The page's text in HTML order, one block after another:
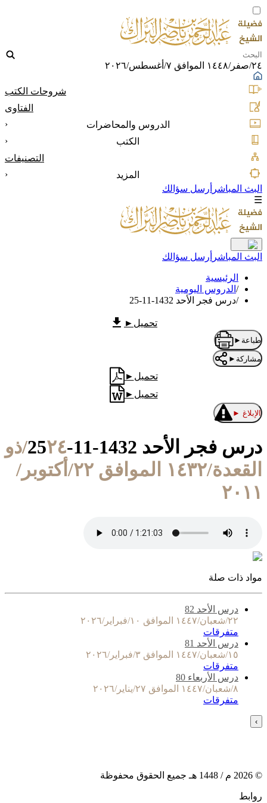
٢٤/صفر/١٤٤٨ الموافق ٧/أغسطس/٢٠٢٦
شروحات الكتب
الفتاوى
الدروس والمحاضرات
‹
الكتب
‹
التصنيفات
المزيد
‹
البث المباشر أرسل سؤالك
☰
البث المباشر أرسل سؤالك
الرئيسية
/ الدروس اليومية
/درس فجر الأحد 1432-11-25
تحميل ►
طباعة ►
مشاركة ►
تحميل ►
تحميل ►
الإبلاغ ►
درس فجر الأحد 1432-11-25
٢٤/ذو
القعدة/١٤٣٢ الموافق ٢٢/أكتوبر/
٢٠١١
مواد ذات صلة
درس الأحد 82
٢٢/شعبان/١٤٤٧ الموافق ١٠/فبراير/٢٠٢٦
متفرقات
درس الأحد 81
١٥/شعبان/١٤٤٧ الموافق ٣/فبراير/٢٠٢٦
متفرقات
درس الأربعاء 80
٨/شعبان/١٤٤٧ الموافق ٢٧/يناير/٢٠٢٦
متفرقات
›
©
2026 م / 1448 هـ جميع الحقوق محفوظة
روابط